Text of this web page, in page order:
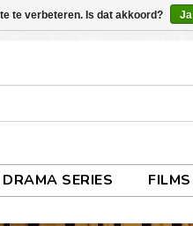
DRAMA SERIES FILMS
te verbeteren. Is dat akkoord? Ja